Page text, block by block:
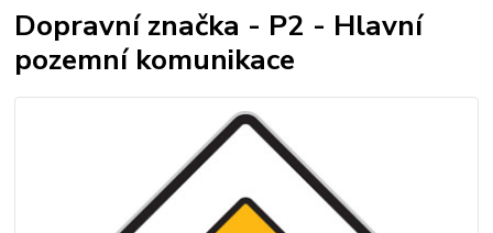
Dopravní značka - P2 - Hlavní
pozemní komunikace